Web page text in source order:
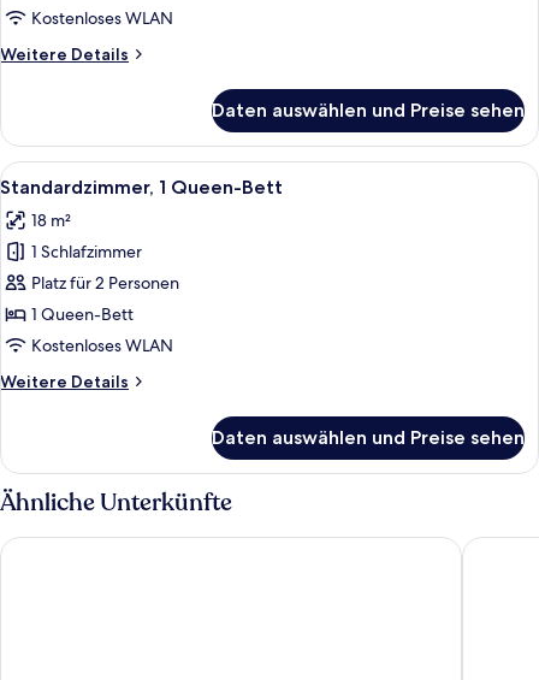
Kostenloses WLAN
Weitere Details
Weitere
1 Einzelbett
Daten auswählen und Preise sehen
Alle
Fotos
für
Standardzimmer,
1
Queen-
Bett
Ein Hotelzimmer mit einem Bett,
7
Standardzimmer, 1 Queen-Bett
18 m²
1 Schlafzimmer
Platz für 2 Personen
1 Queen-Bett
Kostenloses WLAN
Weitere Details
Weitere
1
Queen-
Bett
Daten auswählen und Preise sehen
Ähnliche Unterkünfte
Novotel Aachen City Motel